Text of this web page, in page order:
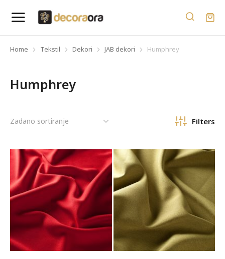
You are here:
Home Tekstil Dekori JAB dekori Humphrey
Humphrey
Filters